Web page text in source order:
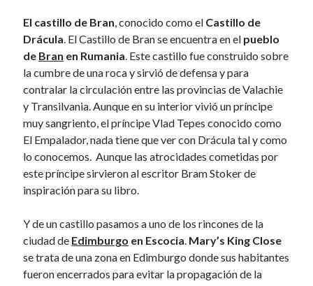
September 2016
June 2016
April 2016
February 2016
January 2016
December 2015
November 2015
October 2015
September 2015
May 2015
December 2014
March 2014
February 2014
January 2014
December 2013
El castillo de Bran, conocido como el Castillo de
Drácula. El Castillo de Bran se encuentra en el pueblo
de Bran en Rumania. Este castillo fue construido sobre
la cumbre de una roca y sirvió de defensa y para
contralar la circulación entre las provincias de Valachie
y Transilvania. Aunque en su interior vivió un príncipe
muy sangriento, el príncipe Vlad Tepes conocido como
El Empalador, nada tiene que ver con Drácula tal y como
lo conocemos. Aunque las atrocidades cometidas por
este príncipe sirvieron al escritor Bram Stoker de
inspiración para su libro.
Y de un castillo pasamos a uno de los rincones de la
ciudad de Edimburgo en Escocia. Mary’s King Close
se trata de una zona en Edimburgo donde sus habitantes
fueron encerrados para evitar la propagación de la